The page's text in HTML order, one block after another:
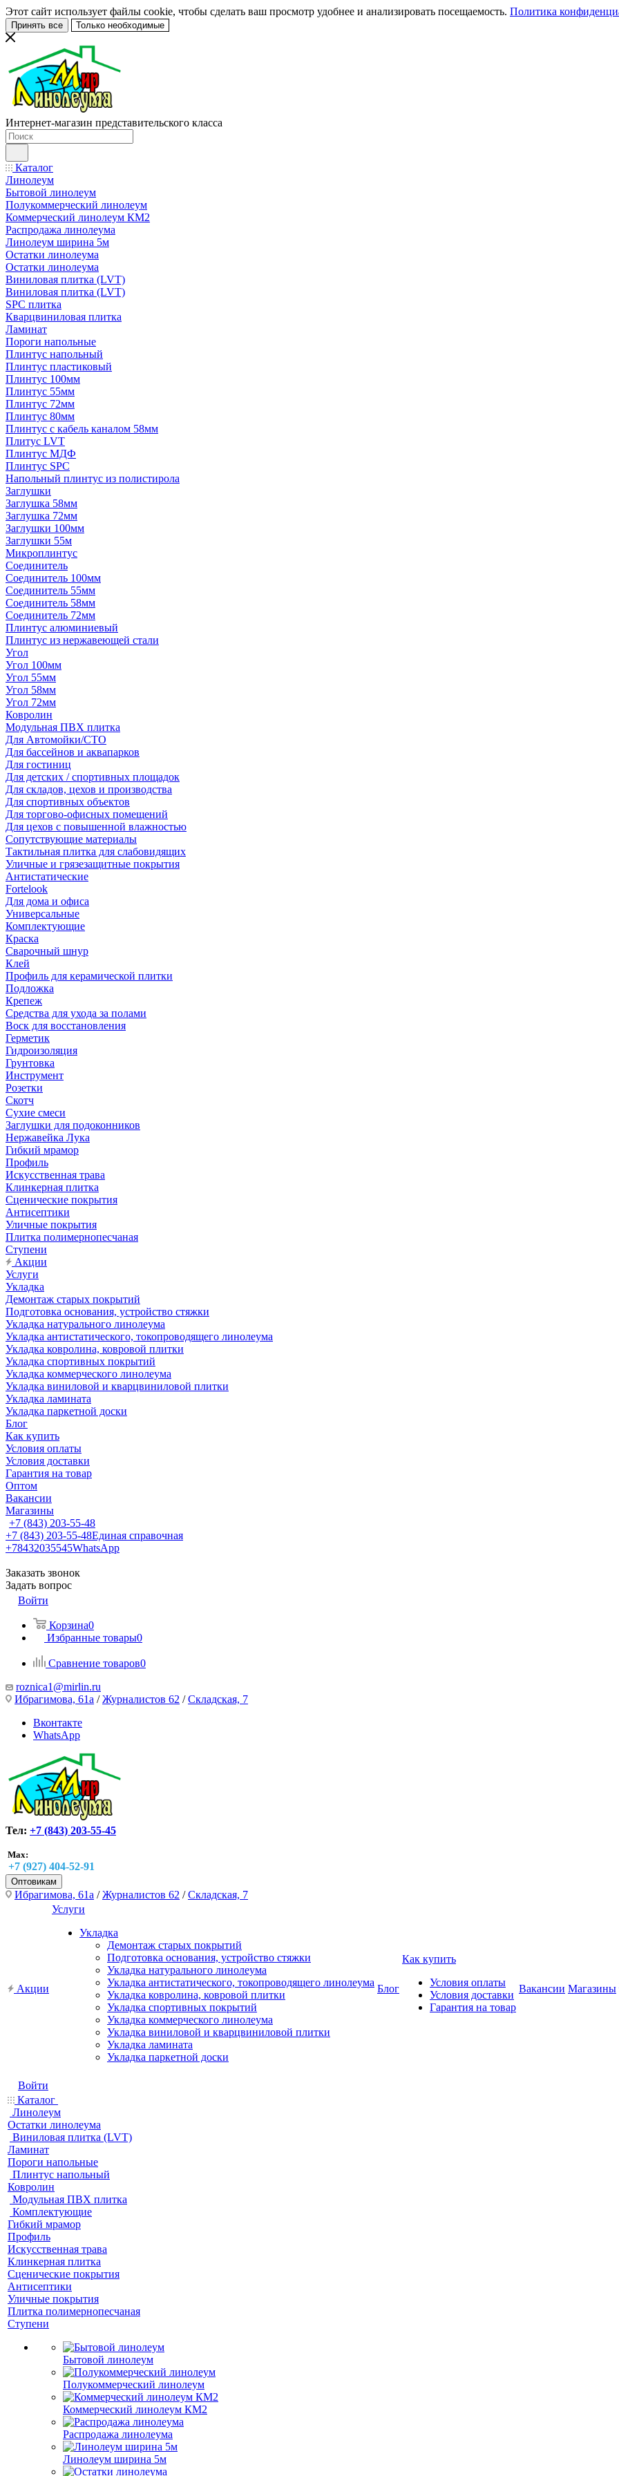
Этот сайт использует файлы cookie, чтобы сделать ваш просмотр удобнее и анализировать посещаемость. Политика
Принять все Только необходимые
Интернет-магазин представительского класса
Каталог
Линолеум
Бытовой линолеум
Полукоммерческий линолеум
Коммерческий линолеум КМ2
Распродажа линолеума
Линолеум ширина 5м
Остатки линолеума
Остатки линолеума
Виниловая плитка (LVT)
Виниловая плитка (LVT)
SPC плитка
Кварцвиниловая плитка
Ламинат
Пороги напольные
Плинтус напольный
Плинтус пластиковый
Плинтус 100мм
Плинтус 55мм
Плинтус 72мм
Плинтус 80мм
Плинтус с кабель каналом 58мм
Плитус LVT
Плинтус МДФ
Плинтус SPC
Напольный плинтус из полистирола
Заглушки
Заглушка 58мм
Заглушка 72мм
Заглушки 100мм
Заглушки 55м
Микроплинтус
Соединитель
Соединитель 100мм
Соединитель 55мм
Соединитель 58мм
Соединитель 72мм
Плинтус алюминиевый
Плинтус из нержавеющей стали
Угол
Угол 100мм
Угол 55мм
Угол 58мм
Угол 72мм
Ковролин
Модульная ПВХ плитка
Для Автомойки/СТО
Для бассейнов и аквапарков
Для гостиниц
Для детских / спортивных площадок
Для складов, цехов и производства
Для спортивных объектов
Для торгово-офисных помещений
Для цехов с повышенной влажностью
Сопутствующие материалы
Тактильная плитка для слабовидящих
Уличные и грязезащитные покрытия
Антистатические
Fortelook
Для дома и офиса
Универсальные
Комплектующие
Краска
Сварочный шнур
Клей
Профиль для керамической плитки
Подложка
Крепеж
Средства для ухода за полами
Воск для восстановления
Герметик
Гидроизоляция
Грунтовка
Инструмент
Розетки
Скотч
Сухие смеси
Заглушки для подоконников
Нержавейка Лука
Гибкий мрамор
Профиль
Искусственная трава
Клинкерная плитка
Сценические покрытия
Антисептики
Уличные покрытия
Плитка полимернопесчаная
Ступени
Акции
Услуги
Укладка
Демонтаж старых покрытий
Подготовка основания, устройство стяжки
Укладка натурального линолеума
Укладка антистатического, токопроводящего линолеума
Укладка ковролина, ковровой плитки
Укладка спортивных покрытий
Укладка коммерческого линолеума
Укладка виниловой и кварцвиниловой плитки
Укладка ламината
Укладка паркетной доски
Блог
Как купить
Условия оплаты
Условия доставки
Гарантия на товар
Оптом
Вакансии
Магазины
+7 (843) 203-55-48
+7 (843) 203-55-48Единая справочная
+78432035545WhatsApp
Заказать звонок
Задать вопрос
Войти
Корзина0
Избранные товары0
Сравнение товаров0
roznica1@mirlin.ru
Ибрагимова, 61а /Журналистов 62 /Складская, 7
Вконтакте
WhatsApp
Тел: +7 (843) 203-55-45
Max:
+7 (927) 404-52-91
Оптовикам
Ибрагимова, 61а /Журналистов 62 /Складская, 7
Акции
Услуги
Укладка
Демонтаж старых покрытий
Подготовка основания, устройство стяжки
Укладка натурального линолеума
Укладка антистатического, токопроводящего линолеума
Укладка ковролина, ковровой плитки
Укладка спортивных покрытий
Укладка коммерческого линолеума
Укладка виниловой и кварцвиниловой плитки
Укладка ламината
Укладка паркетной доски
Блог
Как купить
Условия оплаты
Условия доставки
Гарантия на товар
Вакансии Магазины
Войти
Каталог
Линолеум
Остатки линолеума
Виниловая плитка (LVT)
Ламинат
Пороги напольные
Плинтус напольный
Ковролин
Модульная ПВХ плитка
Комплектующие
Гибкий мрамор
Профиль
Искусственная трава
Клинкерная плитка
Сценические покрытия
Антисептики
Уличные покрытия
Плитка полимернопесчаная
Ступени
Бытовой линолеум
Полукоммерческий линолеум
Коммерческий линолеум КМ2
Распродажа линолеума
Линолеум ширина 5м